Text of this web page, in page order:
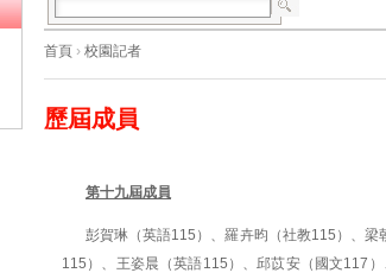
首頁 › 校園記者
歷屆成員
第十九屆成員
彭賀琳（英語115）、羅卉昀（社教115）、
115）、王姿晨（英語115）、邱苡安（國文117